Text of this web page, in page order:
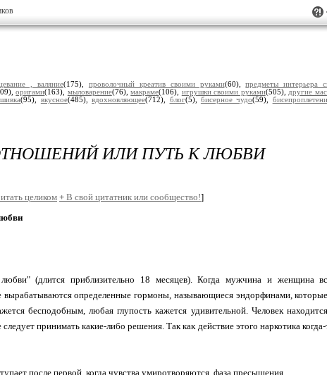
, валяние(175), проволочный креатив своими руками(60),предметы интерьера
оригами(163), мыловарение(76),макраме(106), игрушки своими руками(505), другие
(95), вкусное(485),вдохновляющее(712), блог(5), бисерное чудо(59),
ИЛИ ПУТЬ К ЛЮБВИ
целиком+ В свой цитатник или сообщество!]
(длится приблизительно 18 месяцев). Когда мужчина и женщина
вырабатываются определенные гормоны, называющиеся эндорфинами,
бесподобным, любая глупость кажется удивительной. Человек
принимать какие-либо решения. Так как действие этого наркотика когда-
после первой, когда чувства умиротворяются, фаза пресыщения.